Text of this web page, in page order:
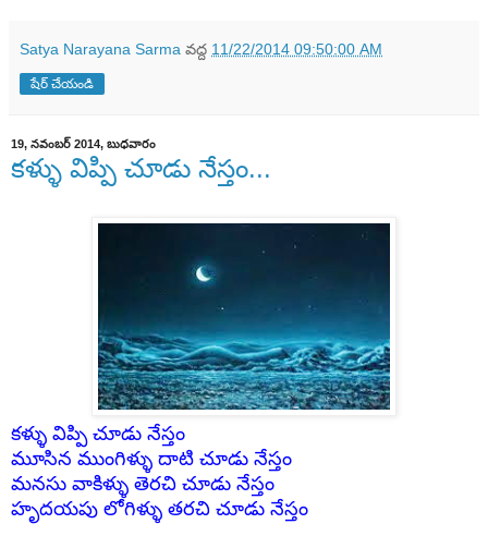
Satya Narayana Sarma వద్ద 11/22/2014 09:50:00 AM
షేర్ చేయండి
19, నవంబర్ 2014, బుధవారం
కళ్ళు విప్పి చూడు నేస్తం...
కళ్ళు విప్పి చూడు నేస్తం
మూసిన ముంగిళ్ళు దాటి చూడు నేస్తం
మనసు వాకిళ్ళు తెరచి చూడు నేస్తం
హృదయపు లోగిళ్ళు తరచి చూడు నేస్తం